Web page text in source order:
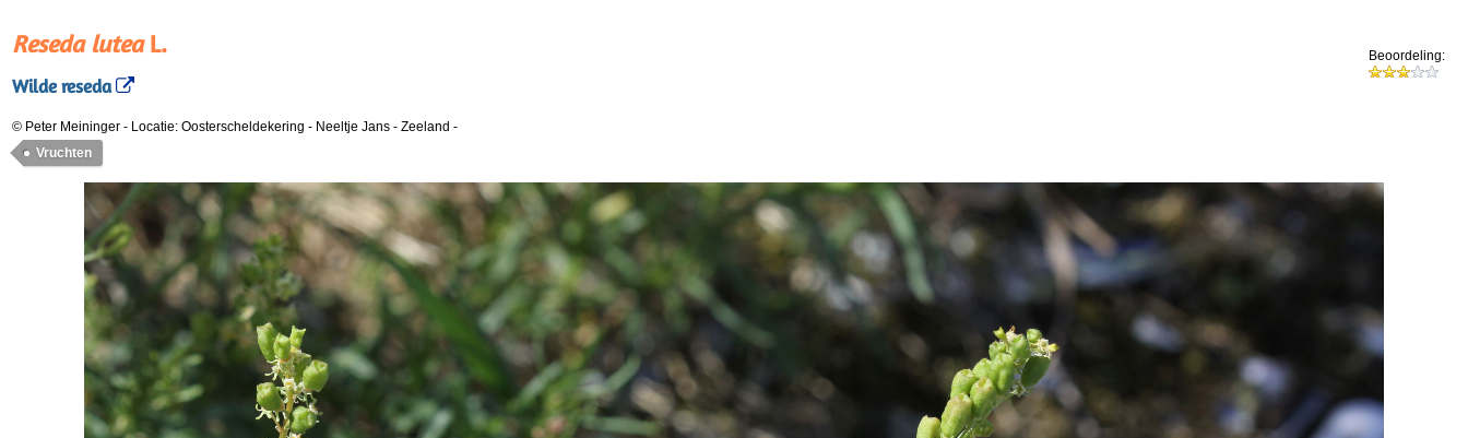
Reseda luteaL.
Wilde reseda
Beoordeling:
© Peter Meininger - Locatie: Oosterscheldekering - Neeltje Jans - Zeeland -
Vruchten